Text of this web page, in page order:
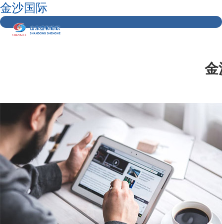
金沙国际
金